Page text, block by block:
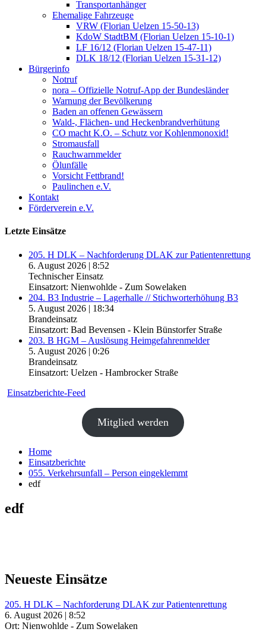
Transportanhänger
Ehemalige Fahrzeuge
VRW (Florian Uelzen 15-50-13)
KdoW StadtBM (Florian Uelzen 15-10-1)
LF 16/12 (Florian Uelzen 15-47-11)
DLK 18/12 (Florian Uelzen 15-31-12)
Bürgerinfo
Notruf
nora – Offizielle Notruf-App der Bundesländer
Warnung der Bevölkerung
Baden an offenen Gewässern
Wald-, Flächen- und Heckenbrandverhütung
CO macht K.O. – Schutz vor Kohlenmonoxid!
Stromausfall
Rauchwarnmelder
Ölunfälle
Vorsicht Fettbrand!
Paulinchen e.V.
Kontakt
Förderverein e.V.
Letzte Einsätze
205. H DLK – Nachforderung DLAK zur Patientenrettung
6. August 2026 | 8:52
Technischer Einsatz
Einsatzort: Nienwohlde - Zum Sowelaken
204. B3 Industrie – Lagerhalle // Stichworterhöhung B3
5. August 2026 | 18:34
Brandeinsatz
Einsatzort: Bad Bevensen - Klein Bünstorfer Straße
203. B HGM – Auslösung Heimgefahrenmelder
5. August 2026 | 0:26
Brandeinsatz
Einsatzort: Uelzen - Hambrocker Straße
Einsatzberichte-Feed
Mitglied werden
Home
Einsatzberichte
055. Verkehrsunfall – Person eingeklemmt
edf
edf
Neueste Einsätze
205. H DLK – Nachforderung DLAK zur Patientenrettung
6. August 2026 | 8:52
Ort: Nienwohlde - Zum Sowelaken